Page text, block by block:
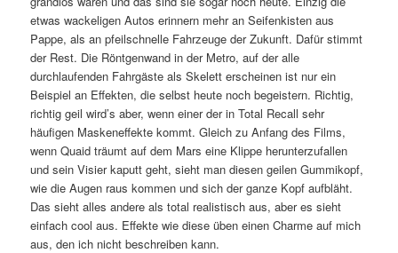
etwas wackeligen Autos erinnern mehr an Seifenkisten aus
Pappe, als an pfeilschnelle Fahrzeuge der Zukunft. Dafür stimmt
der Rest. Die Röntgenwand in der Metro, auf der alle
durchlaufenden Fahrgäste als Skelett erscheinen ist nur ein
Beispiel an Effekten, die selbst heute noch begeistern. Richtig,
richtig geil wird’s aber, wenn einer der in Total Recall sehr
häufigen Maskeneffekte kommt. Gleich zu Anfang des Films,
wenn Quaid träumt auf dem Mars eine Klippe herunterzufallen
und sein Visier kaputt geht, sieht man diesen geilen Gummikopf,
wie die Augen raus kommen und sich der ganze Kopf aufbläht.
Das sieht alles andere als total realistisch aus, aber es sieht
einfach cool aus. Effekte wie diese üben einen Charme auf mich
aus, den ich nicht beschreiben kann.